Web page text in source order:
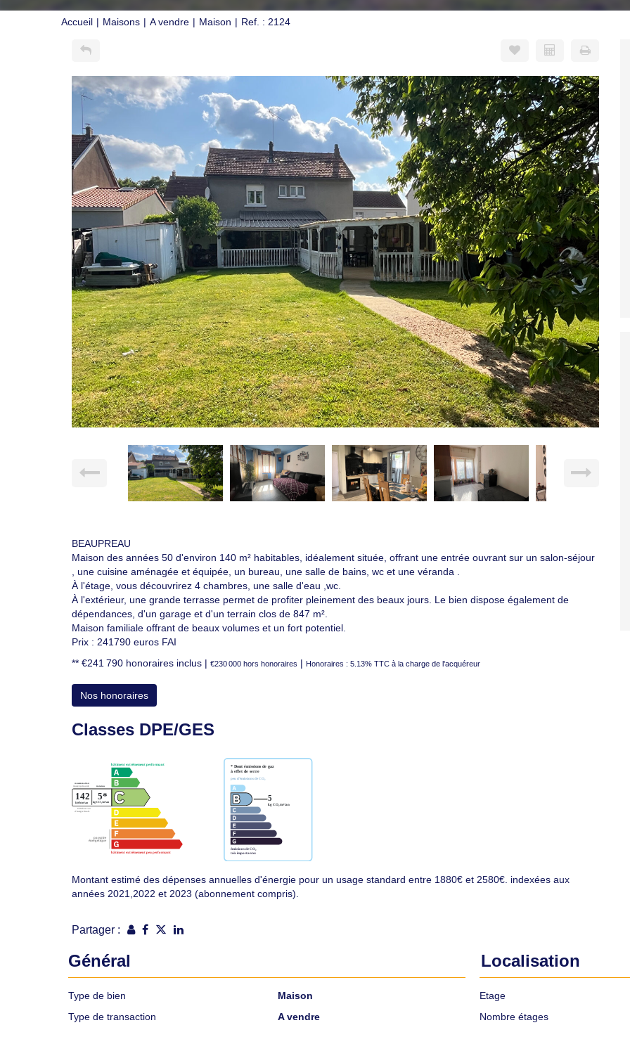
Accueil Maisons A vendre Maison Ref. : 2124
BEAUPREAU
Maison des années 50 d'environ 140 m² habitables, idéalement située, offrant une entrée ouvrant sur un salon-séjour
, une cuisine aménagée et équipée, un bureau, une salle de bains, wc et une véranda .
À l'étage, vous découvrirez 4 chambres, une salle d'eau ,wc.
À l'extérieur, une grande terrasse permet de profiter pleinement des beaux jours. Le bien dispose également de
dépendances, d'un garage et d'un terrain clos de 847 m².
Maison familiale offrant de beaux volumes et un fort potentiel.
Prix : 241790 euros FAI
** €241 790 honoraires inclus | €230 000 hors honoraires | Honoraires : 5.13% TTC à la charge de l'acquéreur
Nos honoraires
Classes DPE/GES
Montant estimé des dépenses annuelles d'énergie pour un usage standard entre 1880€ et 2580€. indexées aux
années 2021,2022 et 2023 (abonnement compris).
Partager :
Général
Type de bien
Maison
Type de transaction
A vendre
Localisation
Etage
Nombre étages